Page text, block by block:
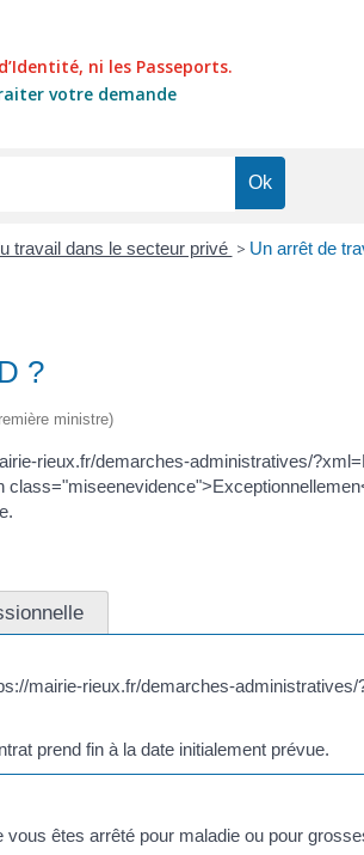
ni les Passeports.
votre demande
travail dans le secteur privé > Un arrêt de
?
ministre)
rieux.fr/demarches-administratives/
mairie-rieux.fr/demarches-
prend fin à la date initialement prévue.
êtes arrêté pour maladie ou pour